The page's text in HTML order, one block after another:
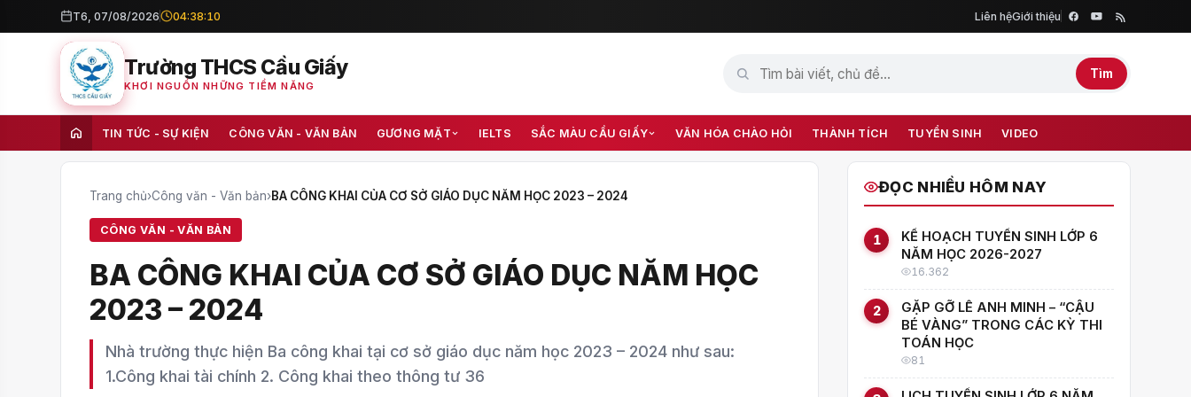
T6, 07/08/2026 04:38:11 Liên hệGiới thiệu
Trường THCS Cầu Giấy
KHƠI NGUỒN NHỮNG TIỀM NĂNG
Tìm
TIN TỨC - SỰ KIỆN CÔNG VĂN - VĂN BẢN GƯƠNG MẶT IELTS SẮC MÀU CẦU GIẤY VĂN HÓA CHÀO HỎI THÀNH TÍCH TUYỂN SINH VIDEO
Trang chủ›Công văn - Văn bản›BA CÔNG KHAI CỦA CƠ SỞ GIÁO DỤC NĂM HỌC 2023 – 2024
CÔNG VĂN - VĂN BẢN
BA CÔNG KHAI CỦA CƠ SỞ GIÁO DỤC NĂM HỌC
2023 – 2024
Nhà trường thực hiện Ba công khai tại cơ sở giáo dục năm học 2023 – 2024 như sau:
1.Công khai tài chính 2. Công khai theo thông tư 36
ĐỌC NHIỀU HÔM NAY
1
KẾ HOẠCH TUYỂN SINH LỚP 6
NĂM HỌC 2026-2027
16.362
2
GẶP GỠ LÊ ANH MINH – “CẬU
BÉ VÀNG” TRONG CÁC KỲ THI
TOÁN HỌC
81